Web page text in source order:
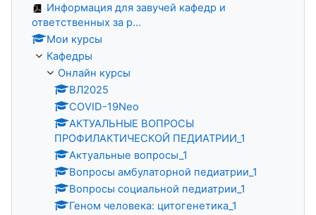
Информация для завучей кафедр и
ответственных за р...
Мои курсы
Кафедры
Онлайн курсы
ВЛ2025
COVID-19Neo
АКТУАЛЬНЫЕ ВОПРОСЫ
ПРОФИЛАКТИЧЕСКОЙ ПЕДИАТРИИ_1
Актуальные вопросы_1
Вопросы амбулаторной педиатрии_1
Вопросы социальной педиатрии_1
Геном человека: цитогенетика_1